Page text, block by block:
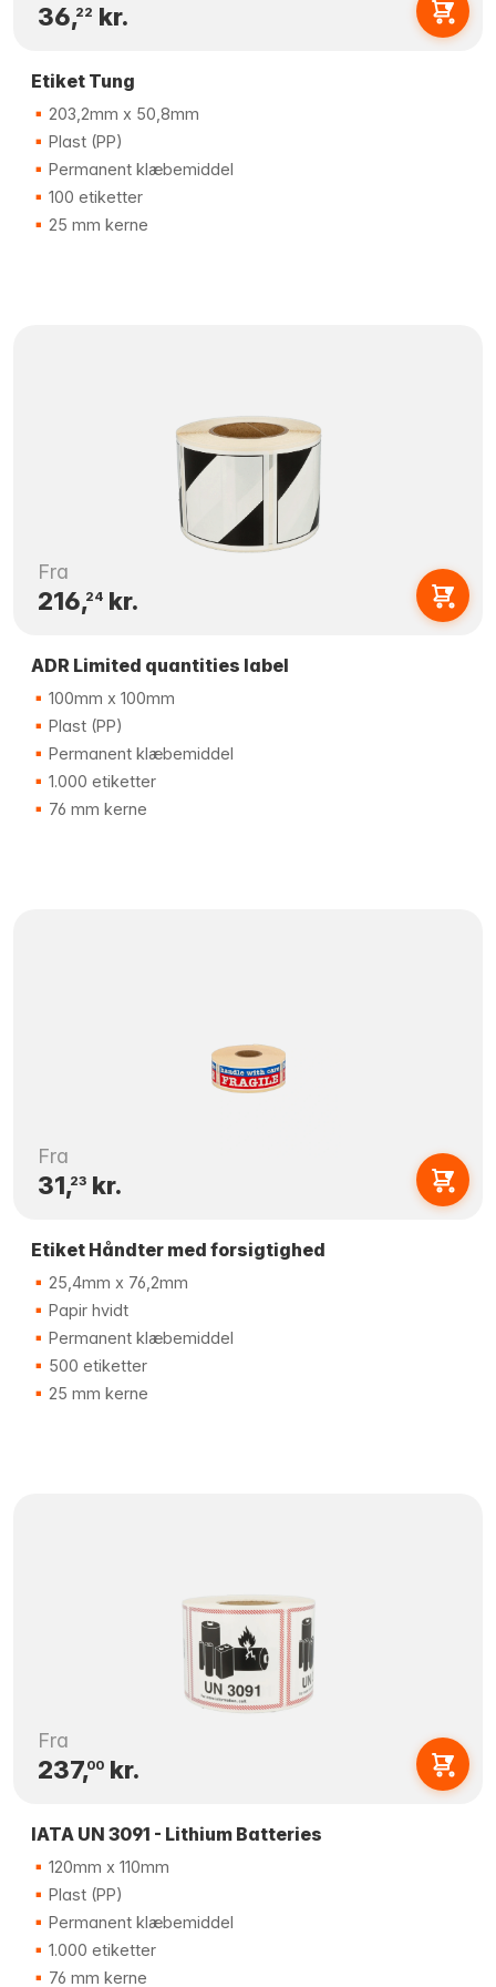
36,22 kr.
Etiket Tung
203,2mm x 50,8mm
Plast (PP)
Permanent klæbemiddel
100 etiketter
25 mm kerne
Fra
216,24kr.
ADR Limited quantities label
100mm x 100mm
Plast (PP)
Permanent klæbemiddel
1.000 etiketter
76 mm kerne
Fra
31,23kr.
Etiket Håndter med forsigtighed
25,4mm x 76,2mm
Papir hvidt
Permanent klæbemiddel
500 etiketter
25 mm kerne
Fra
237,00kr.
IATA UN 3091 - Lithium Batteries
120mm x 110mm
Plast (PP)
Permanent klæbemiddel
1.000 etiketter
76 mm kerne